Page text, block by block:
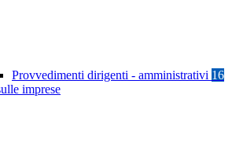
Provvedimenti dirigenti - amministrativi 16
imprese